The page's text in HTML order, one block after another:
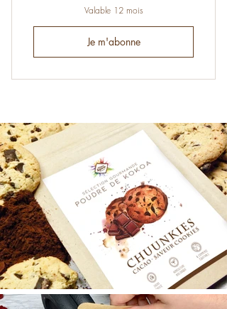
Valable 12 mois
Je m'abonne